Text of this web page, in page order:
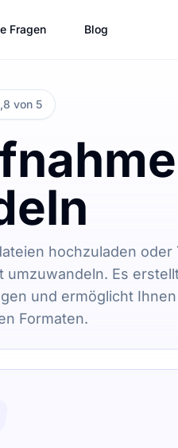
Fragen Blog
von 5
hochzuladen oder
umzuwandeln. Es
und ermöglicht
Formaten.